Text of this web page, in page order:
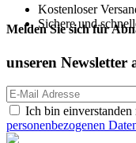
Kostenloser
Sichere und
Melden Sie sich für
unseren Newsletter
Ich bin einverstanden
personenbezogenen